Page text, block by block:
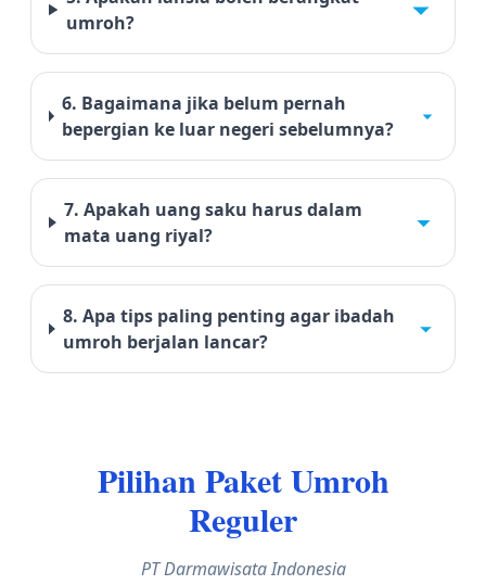
umroh?
6. Bagaimana jika belum pernah
bepergian ke luar negeri sebelumnya?
7. Apakah uang saku harus dalam
mata uang riyal?
8. Apa tips paling penting agar ibadah
umroh berjalan lancar?
Pilihan Paket Umroh
Reguler
PT Darmawisata Indonesia